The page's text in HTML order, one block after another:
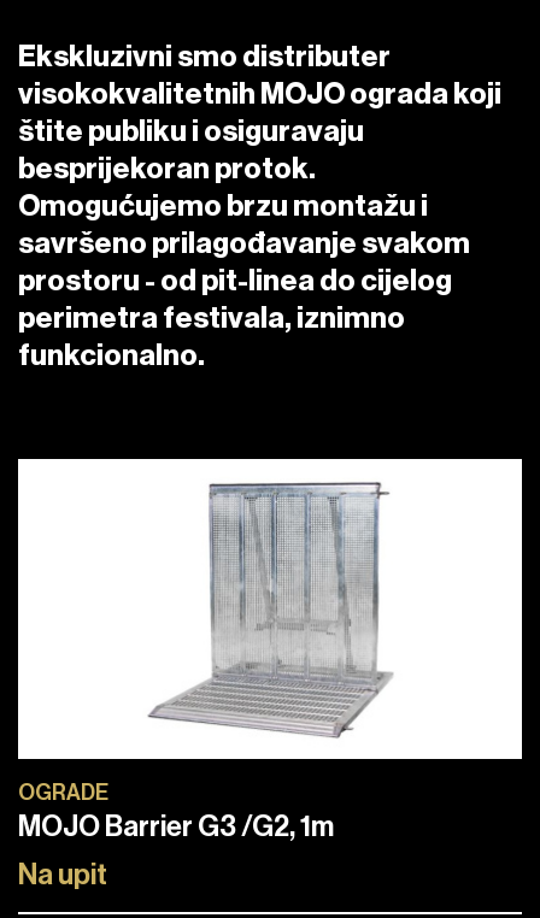
Backline (26)
DJ oprema (7)
Ostalo (4)
Ostalo (21)
Ventilatori (2)
Zvjezdano nebo (2)
Kabuki (1)
Ekskluzivni smo distributer
visokokvalitetnih MOJO ograda koji
štite publiku i osiguravaju
besprijekoran protok.
Omogućujemo brzu montažu i
savršeno prilagođavanje svakom
prostoru - od pit-linea do cijelog
perimetra festivala, iznimno
funkcionalno.
OGRADE
MOJO Barrier G3 /G2, 1m
Na upit